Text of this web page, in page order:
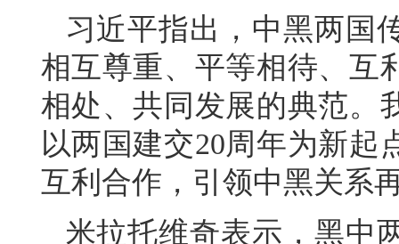
习近平指出，中黑两国
相互尊重、平等相待、互
相处、共同发展的典范。
以两国建交20周年为新起
互利合作，引领中黑关系
米拉托维奇表示，黑中